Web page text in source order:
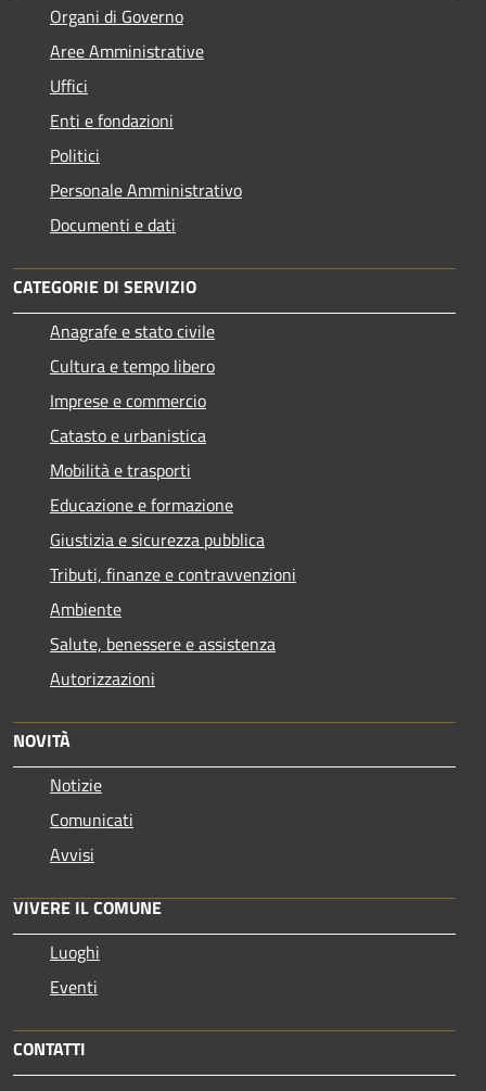
Organi di Governo
Aree Amministrative
Uffici
Enti e fondazioni
Politici
Personale Amministrativo
Documenti e dati
CATEGORIE DI SERVIZIO
Anagrafe e stato civile
Cultura e tempo libero
Imprese e commercio
Catasto e urbanistica
Mobilità e trasporti
Educazione e formazione
Giustizia e sicurezza pubblica
Tributi, finanze e contravvenzioni
Ambiente
Salute, benessere e assistenza
Autorizzazioni
NOVITÀ
Notizie
Comunicati
Avvisi
VIVERE IL COMUNE
Luoghi
Eventi
CONTATTI